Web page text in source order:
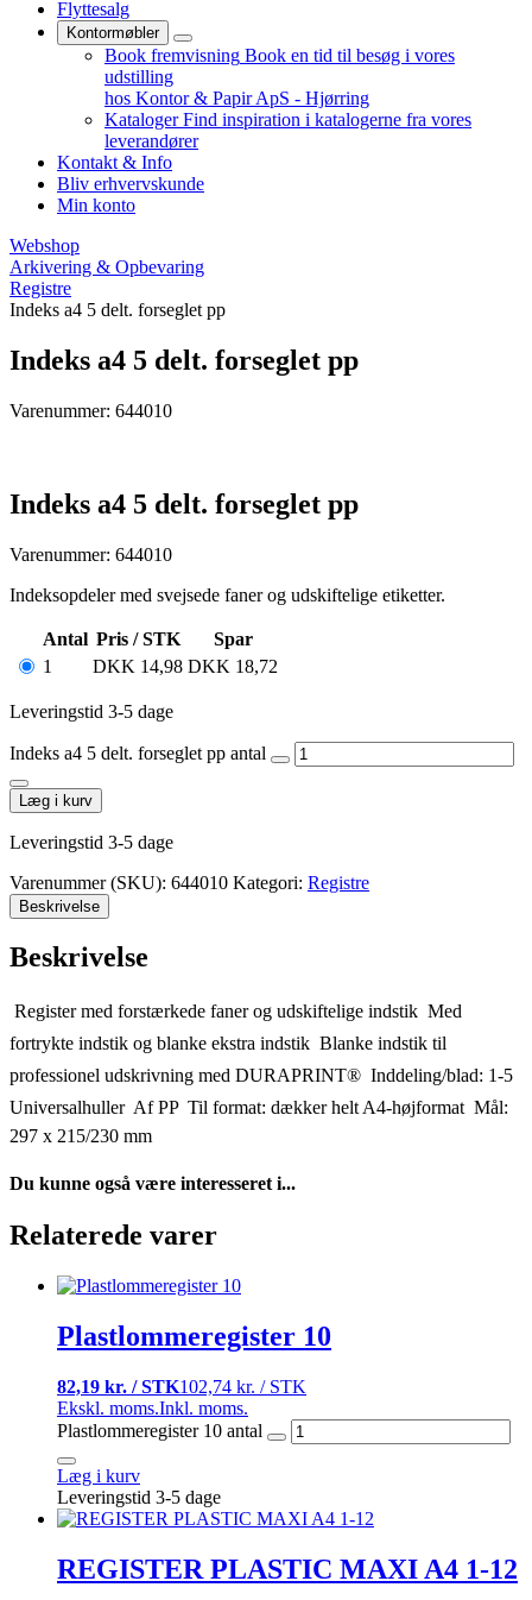
Flyttesalg
Kontormøbler
Book fremvisning Book en tid til besøg i vores
udstilling
hos Kontor & Papir ApS - Hjørring
Kataloger Find inspiration i katalogerne fra vores
leverandører
Kontakt & Info
Bliv erhvervskunde
Min konto
Webshop
Arkivering & Opbevaring
Registre
Indeks a4 5 delt. forseglet pp
Indeks a4 5 delt. forseglet pp
Varenummer: 644010
Indeks a4 5 delt. forseglet pp
Varenummer: 644010
Indeksopdeler med svejsede faner og udskiftelige etiketter.
Antal Pris / STK
Spar
1
DKK 14,98 DKK 18,72
Leveringstid 3-5 dage
Indeks a4 5 delt. forseglet pp antal
Læg i kurv
Leveringstid 3-5 dage
Varenummer (SKU): 644010 Kategori: Registre
Beskrivelse
Beskrivelse
 Register med forstærkede faner og udskiftelige indstik  Med
fortrykte indstik og blanke ekstra indstik  Blanke indstik til
professionel udskrivning med DURAPRINT®  Inddeling/blad: 1-5 
Universalhuller  Af PP  Til format: dækker helt A4-højformat  Mål:
297 x 215/230 mm
Du kunne også være interesseret i...
Relaterede varer
Plastlommeregister 10
82,19 kr. / STK102,74 kr. / STK
Ekskl. moms.Inkl. moms.
Plastlommeregister 10 antal
Læg i kurv
Leveringstid 3-5 dage
REGISTER PLASTIC MAXI A4 1-12